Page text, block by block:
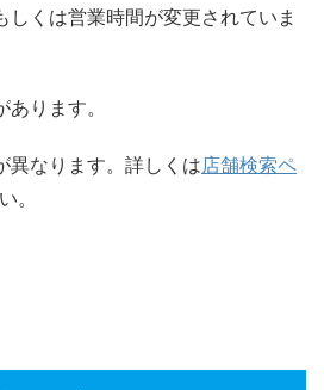
しくは営業時間が変更されていま
ります。
異なります。詳しくは店舗検索ペ
。